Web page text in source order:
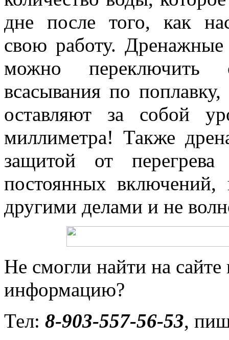
дне после того, как
свою работу.
можно переключить
всасывания по
оставляют за собой
миллиметра! Также
защитой от
постоянных включений,
другими делами и не
Не смогли найти на
информацию?
Тел: 8-903-557-56-53,